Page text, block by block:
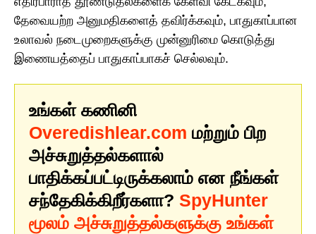
தேவையற்ற அனுமதிகளைத் தவிர்க்கவும், பாதுகாப்பான
உலாவல் நடைமுறைகளுக்கு முன்னுரிமை கொடுத்து
இணையத்தைப் பாதுகாப்பாகச் செல்லவும்.
உங்கள் கணினி
Overedishlear.com மற்றும் பிற
அச்சுறுத்தல்களால்
பாதிக்கப்பட்டிருக்கலாம் என நீங்கள்
சந்தேகிக்கிறீர்களா? SpyHunter
மூலம் அச்சுறுத்தல்களுக்கு உங்கள்